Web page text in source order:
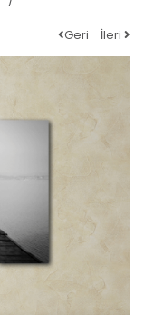
Geri
İleri